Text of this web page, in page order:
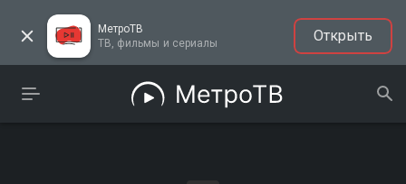
МетроТВ
ТВ, фильмы и сериалы
Открыть